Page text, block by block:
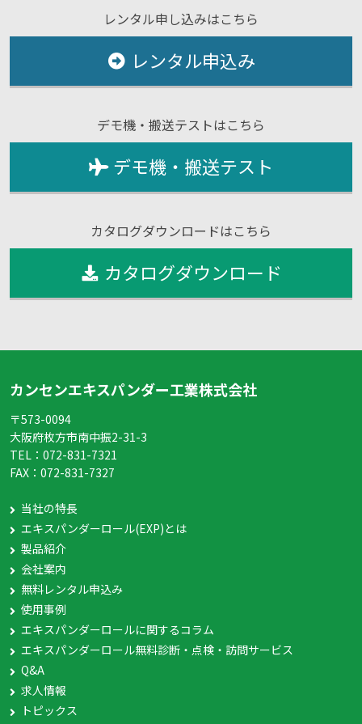
レンタル申し込みはこちら
レンタル申込み
デモ機・搬送テストはこちら
デモ機・搬送テスト
カタログダウンロードはこちら
カタログダウンロード
カンセンエキスパンダー工業株式会社
〒573-0094
大阪府枚方市南中振2-31-3
TEL： 072-831-7321
FAX： 072-831-7327
当社の特長
エキスパンダーロール(EXP)とは
製品紹介
会社案内
無料レンタル申込み
使用事例
エキスパンダーロールに関するコラム
エキスパンダーロール無料診断・点検・訪問サービス
Q&A
求人情報
トピックス